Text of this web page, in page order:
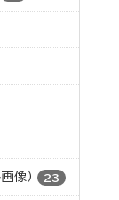
像） 23